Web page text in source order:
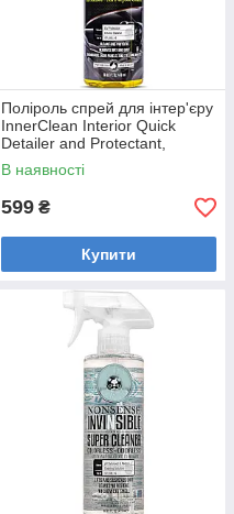
Поліроль спрей для інтер'єру
InnerClean Interior Quick
Detailer and Protectant,
SPI_663_16
В наявності
599 ₴
Купити